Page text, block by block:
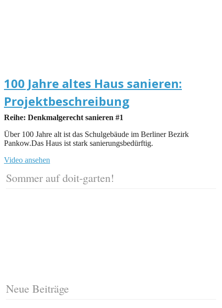
100 Jahre altes Haus sanieren:
Projektbeschreibung
Reihe: Denkmalgerecht sanieren #1
Über 100 Jahre alt ist das Schulgebäude im Berliner Bezirk
Pankow.Das Haus ist stark sanierungsbedürftig.
Video ansehen
Sommer auf doit-garten!
Neue Beiträge